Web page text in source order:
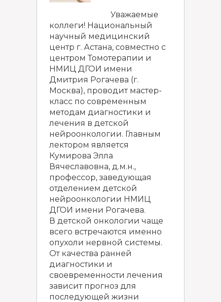
Уважаемые
коллеги! Национальный
научный медицинский
центр г. Астана, совместно с
центром Томотерапии и
НМИЦ ДГОИ имени
Дмитрия Рогачева (г.
Москва), проводит мастер-
класс по современным
методам диагностики и
лечения в детской
нейроонкологии. Главным
лектором является
Кумирова Элла
Вячеславовна, д.м.н.,
профессор, заведующая
отделением детской
нейроонкологии НМИЦ
ДГОИ имени Рогачева.
В детской онкологии чаще
всего встречаются именно
опухоли нервной системы.
От качества ранней
диагностики и
своевременности лечения
зависит прогноз для
последующей жизни